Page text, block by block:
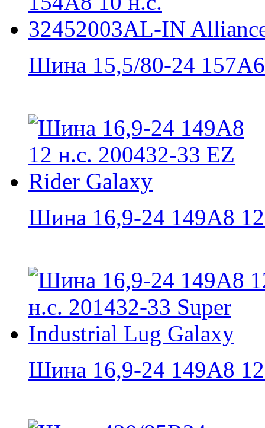
Шина 15,5/80-24
Шина 16,9-24 149A8
Шина 16,9-24 149A8